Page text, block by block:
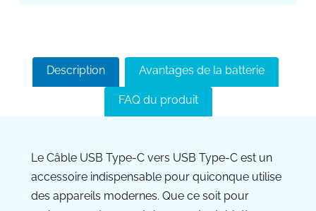
Description Avantages de la batterie
FAQ du produit
Le Câble USB Type-C vers USB Type-C est un
accessoire indispensable pour quiconque utilise
des appareils modernes. Que ce soit pour